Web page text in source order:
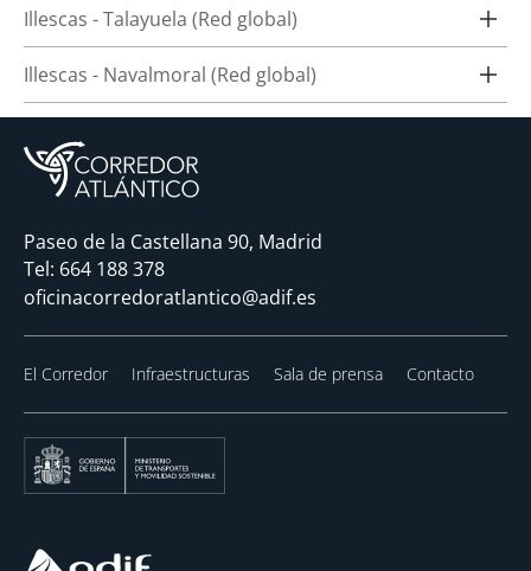
Illescas - Talayuela (Red global)
Illescas - Navalmoral (Red global)
Paseo de la Castellana 90, Madrid
Tel: 664 188 378
oficinacorredoratlantico@adif.es
El Corredor Infraestructuras Sala de prensa Contacto